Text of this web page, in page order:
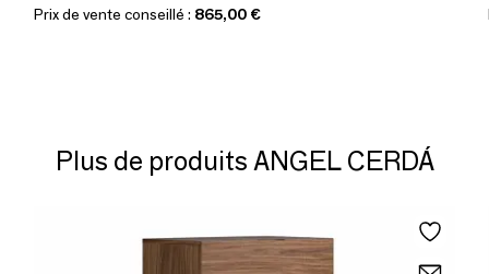
Prix de vente conseillé : 865,00 €
Plus de produits ANGEL CERDÁ